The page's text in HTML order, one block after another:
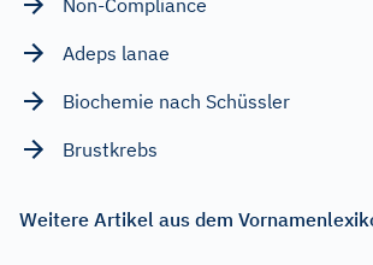
Adeps lanae
Biochemie nach Schüssler
Brustkrebs
Weitere Artikel aus dem